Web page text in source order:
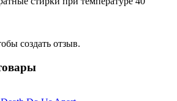
создать отзыв.